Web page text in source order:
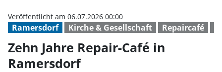
Ramersdorf Kirche & Gesellschaft Repaircafé
Veröffentlicht am 06.07.2026 00:00
Zehn Jahre Repair-Café in
Ramersdorf